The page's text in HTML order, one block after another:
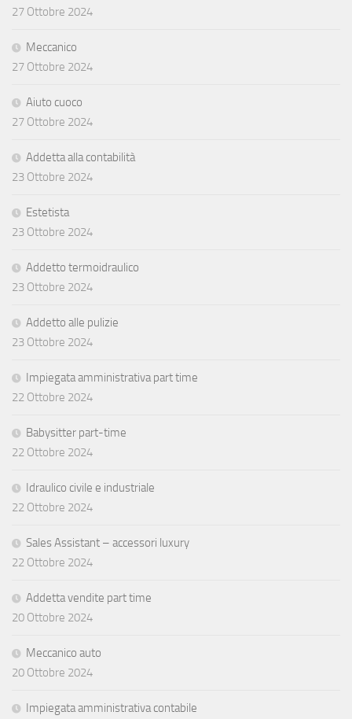
27 Ottobre 2024
Meccanico
27 Ottobre 2024
Aiuto cuoco
27 Ottobre 2024
Addetta alla contabilità
23 Ottobre 2024
Estetista
23 Ottobre 2024
Addetto termoidraulico
23 Ottobre 2024
Addetto alle pulizie
23 Ottobre 2024
Impiegata amministrativa part time
22 Ottobre 2024
Babysitter part-time
22 Ottobre 2024
Idraulico civile e industriale
22 Ottobre 2024
Sales Assistant – accessori luxury
22 Ottobre 2024
Addetta vendite part time
20 Ottobre 2024
Meccanico auto
20 Ottobre 2024
Impiegata amministrativa contabile